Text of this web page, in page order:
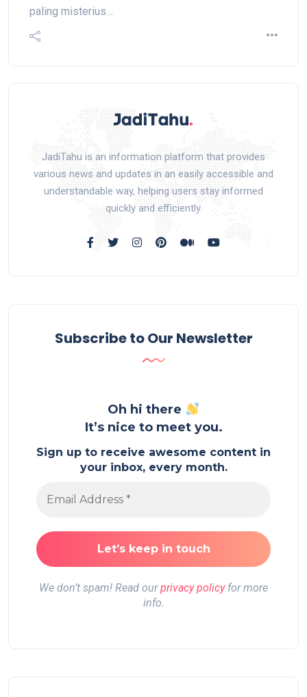
paling misterius…
JadiTahu is an information platform that provides
various news and updates in an easily accessible and
understandable way, helping users stay informed
quickly and efficiently.
Subscribe to Our Newsletter
Oh hi there
It’s nice to meet you.
Sign up to receive awesome content in
your inbox, every month.
We don’t spam! Read ourprivacy policyfor more
info.